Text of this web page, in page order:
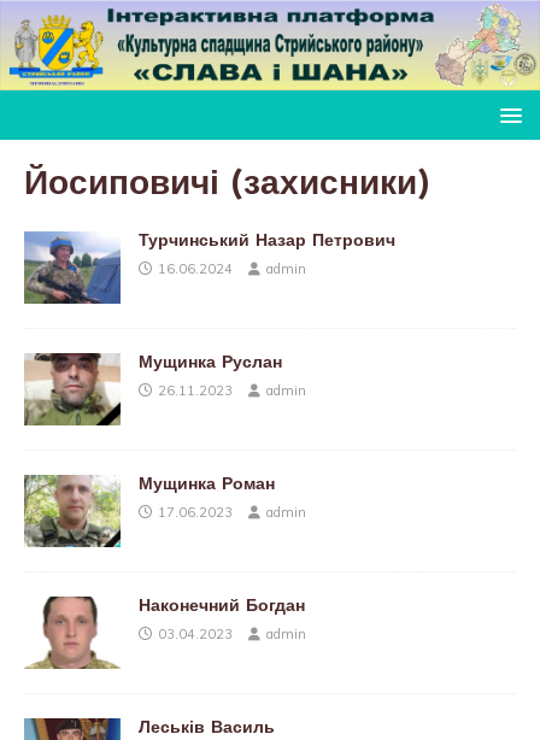
Йосиповичі (захисники)
Турчинський Назар Петрович
16.06.2024 admin
Мущинка Руслан
26.11.2023 admin
Мущинка Роман
17.06.2023 admin
Наконечний Богдан
03.04.2023 admin
Леськів Василь